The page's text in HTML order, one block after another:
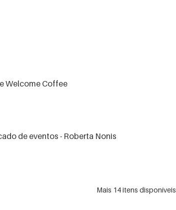
Welcome Coffee
de eventos - Roberta Nonis
Mais 14 itens disponíveis